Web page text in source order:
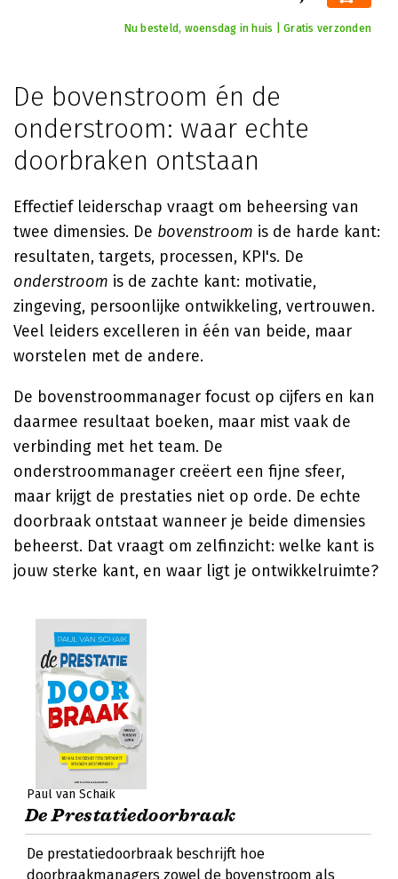
Nu besteld, woensdag in huis | Gratis verzonden
De bovenstroom én de
onderstroom: waar echte
doorbraken ontstaan
Effectief leiderschap vraagt om beheersing van
twee dimensies. De bovenstroom is de harde kant:
resultaten, targets, processen, KPI's. De
onderstroom is de zachte kant: motivatie,
zingeving, persoonlijke ontwikkeling, vertrouwen.
Veel leiders excelleren in één van beide, maar
worstelen met de andere.
De bovenstroommanager focust op cijfers en kan
daarmee resultaat boeken, maar mist vaak de
verbinding met het team. De
onderstroommanager creëert een fijne sfeer,
maar krijgt de prestaties niet op orde. De echte
doorbraak ontstaat wanneer je beide dimensies
beheerst. Dat vraagt om zelfinzicht: welke kant is
jouw sterke kant, en waar ligt je ontwikkelruimte?
Paul van Schaik
De Prestatiedoorbraak
De prestatiedoorbraak beschrijft hoe
doorbraakmanagers zowel de bovenstroom als